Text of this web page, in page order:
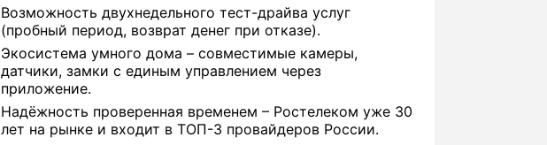
Возможность двухнедельного тест-драйва услуг
(пробный период, возврат денег при отказе).
Экосистема умного дома – совместимые камеры,
датчики, замки с единым управлением через
приложение.
Надёжность проверенная временем – Ростелеком уже 30
лет на рынке и входит в ТОП-3 провайдеров России.